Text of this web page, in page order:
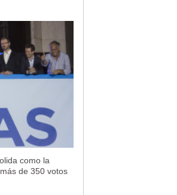
como la
de 350 votos